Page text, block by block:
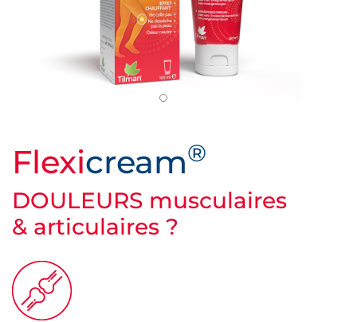
Flexicream®
DOULEURS musculaires
& articulaires ?